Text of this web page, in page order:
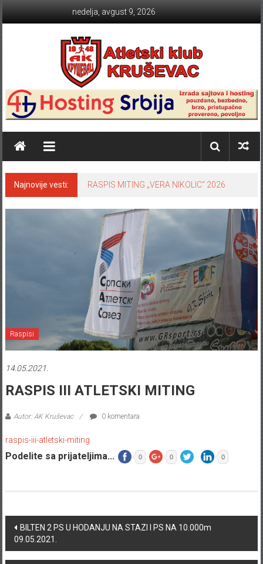
nedelja, avgust 9, 2026
Atletski klub KRUŠEVAC
Najnovije vesti: RASPIS MITING „VERA NIKOLIC“ 2026
Raspisi
14.05.2021.
RASPIS III ATLETSKI MITING
Autor: AK Kruševac 0 komentara
raspis-iii-atletski-miting
Podelite sa prijateljima... 0 0 0
Post navigation
BILTEN 2 PS U HODANJU NA STAZI I PS NA 10.000m
09.05.2021.